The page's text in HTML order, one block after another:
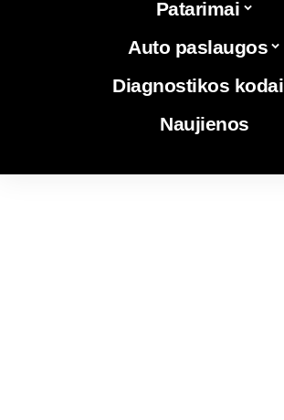
Patarimai
Auto paslaugos
Diagnostikos kodai
Naujienos